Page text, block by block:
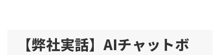
【弊社実話】AIチャットボ